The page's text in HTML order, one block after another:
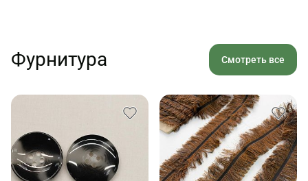
Фурнитура Смотреть все